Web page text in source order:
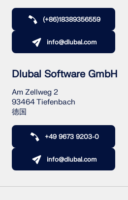
(+86)18389356559
info@dlubal.com
Dlubal Software GmbH
Am Zellweg 2
93464 Tiefenbach
德国
+49 9673 9203-0
info@dlubal.com